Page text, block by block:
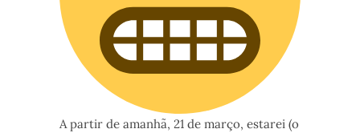
A partir de amanhã, 21 de março, estarei (o